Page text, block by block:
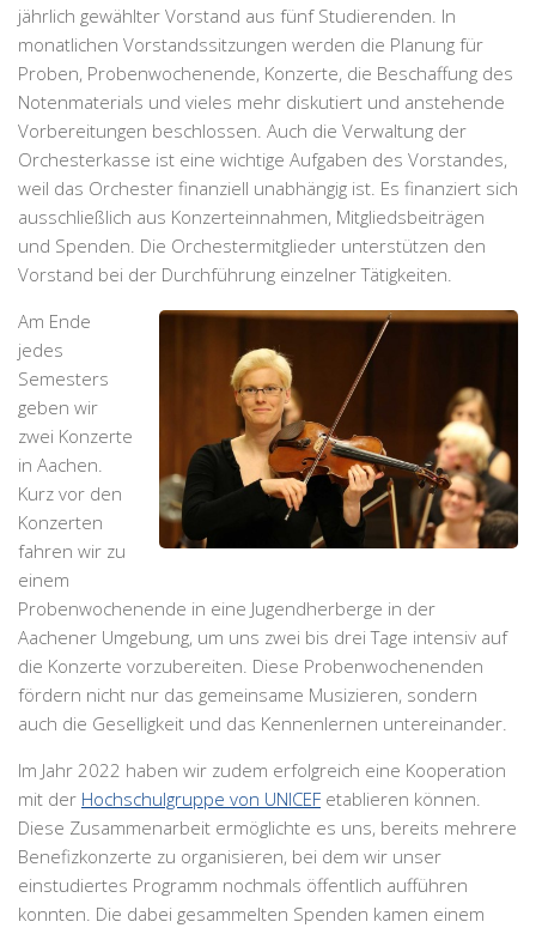
jährlich gewählter Vorstand aus fünf Studierenden. In
monatlichen Vorstandssitzungen werden die Planung für
Proben, Probenwochenende, Konzerte, die Beschaffung des
Notenmaterials und vieles mehr diskutiert und anstehende
Vorbereitungen beschlossen. Auch die Verwaltung der
Orchesterkasse ist eine wichtige Aufgaben des Vorstandes,
weil das Orchester finanziell unabhängig ist. Es finanziert sich
ausschließlich aus Konzerteinnahmen, Mitgliedsbeiträgen
und Spenden. Die Orchestermitglieder unterstützen den
Vorstand bei der Durchführung einzelner Tätigkeiten.
Am Ende
jedes
Semesters
geben wir
zwei Konzerte
in Aachen.
Kurz vor den
Konzerten
fahren wir zu
einem
Probenwochenende in eine Jugendherberge in der
Aachener Umgebung, um uns zwei bis drei Tage intensiv auf
die Konzerte vorzubereiten. Diese Probenwochenenden
fördern nicht nur das gemeinsame Musizieren, sondern
auch die Geselligkeit und das Kennenlernen untereinander.
Im Jahr 2022 haben wir zudem erfolgreich eine Kooperation
mit der Hochschulgruppe von UNICEF etablieren können.
Diese Zusammenarbeit ermöglichte es uns, bereits mehrere
Benefizkonzerte zu organisieren, bei dem wir unser
einstudiertes Programm nochmals öffentlich aufführen
konnten. Die dabei gesammelten Spenden kamen einem